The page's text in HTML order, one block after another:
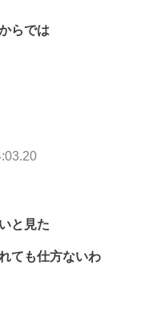
らでは
と見た
ても仕方ないわ